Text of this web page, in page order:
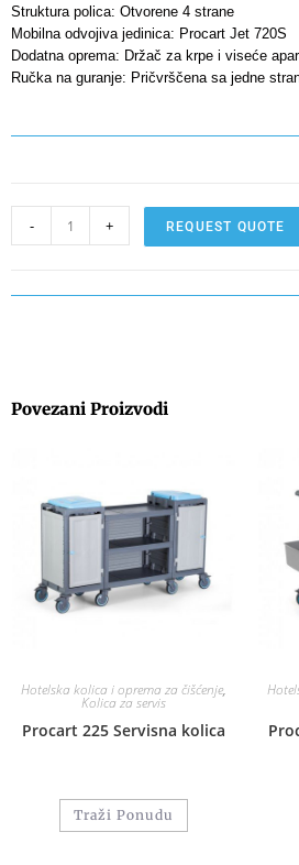
Struktura polica: Otvorene 4 strane
Mobilna odvojiva jedinica: Procart Jet 720S
Dodatna oprema: Držač za krpe i viseće
Ručka na guranje: Pričvrščena sa jedne
- + REQUEST QUOTE
Povezani Proizvodi
Hotelska kolica i oprema za čišćenje,
Kolica za servis
Procart 225 Servisna kolica
Traži Ponudu